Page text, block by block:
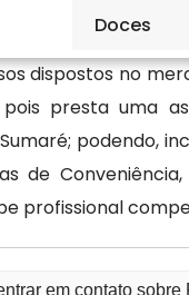
Doces
dispostos no
presta uma
podendo,
de
profissional
em contato